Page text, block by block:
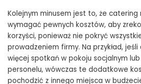
Kolejnym minusem jest to, że
wymagać pewnych kosztów, aby
korzyści, ponieważ nie pokryć
prowadzeniem firmy. Na przykład,
więcej spotkań w pokoju socjalnym
personelu, wówczas te dodatkowe
pochodzić z innego miejsca w